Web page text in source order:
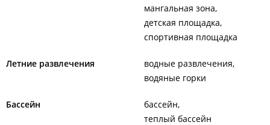
мангальная зона
детская площадка
спортивная площадка
Летние развлечения
водные развлечения
водяные горки
Бассейн
бассейн
теплый бассейн